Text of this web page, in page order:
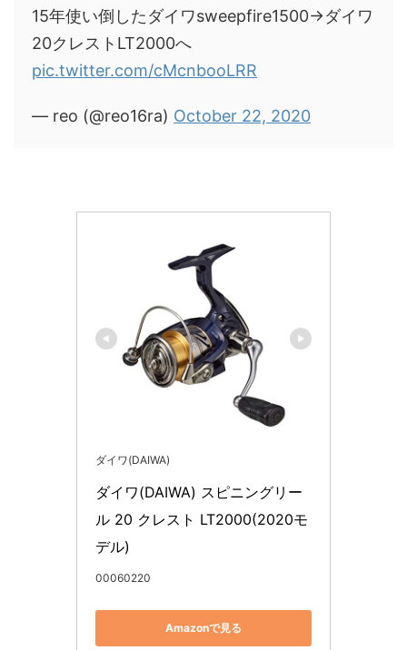
15年使い倒したダイワsweepfire1500→ダイワ
20クレストLT2000へ
pic.twitter.com/cMcnbooLRR
— reo (@reo16ra) October 22, 2020
ダイワ(DAIWA)
ダイワ(DAIWA) スピニングリー
ル 20 クレスト LT2000(2020モ
デル)
00060220
Amazonで見る